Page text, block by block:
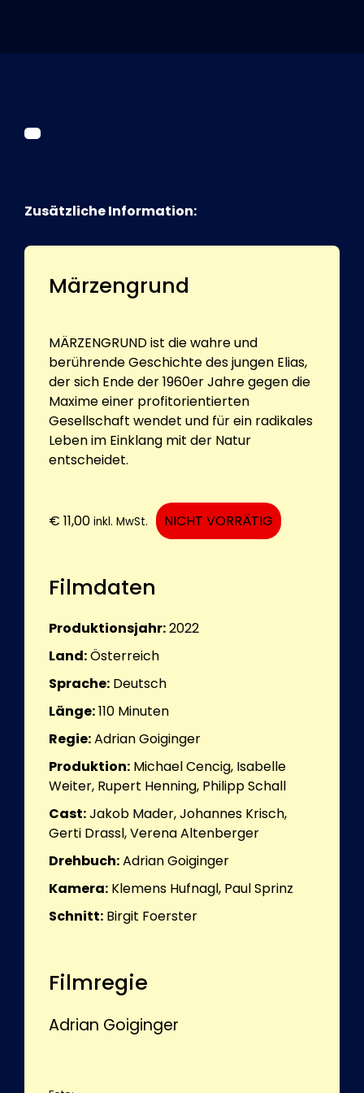
Kurier Romy 2026
Zusätzliche Information:
Märzengrund
MÄRZENGRUND ist die wahre und
berührende Geschichte des jungen Elias,
der sich Ende der 1960er Jahre gegen die
Maxime einer profitorientierten
Gesellschaft wendet und für ein radikales
Leben im Einklang mit der Natur
entscheidet.
€ 11,00 inkl. MwSt. NICHT VORRÄTIG
Filmdaten
Produktionsjahr:2022
Land:Österreich
Sprache: Deutsch
Länge:110 Minuten
Regie:Adrian Goiginger
Produktion: Michael Cencig, Isabelle
Weiter, Rupert Henning, Philipp Schall
Cast:Jakob Mader, Johannes Krisch,
Gerti Drassl, Verena Altenberger
Drehbuch:Adrian Goiginger
Kamera: Klemens Hufnagl, Paul Sprinz
Schnitt: Birgit Foerster
Filmregie
Adrian Goiginger